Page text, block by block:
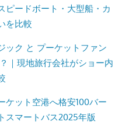
ピードボート・大型船・カ
を比較
ック と プーケットファン
｜現地旅行会社がショー内
ケット空港へ格安100バー
スマートバス2025年版